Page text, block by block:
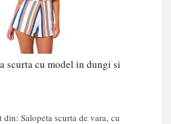
scurta cu model in dungi si
din: Salopeta scurta de vara, cu